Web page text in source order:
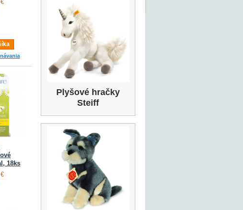
18ks
Plyšové hračky
Steiff